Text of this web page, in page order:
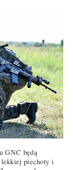
GNC będą
lekkiej piechoty i